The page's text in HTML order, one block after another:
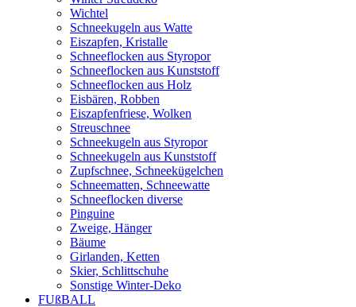
Wichtel
Schneekugeln aus Watte
Eiszapfen, Kristalle
Schneeflocken aus Styropor
Schneeflocken aus Kunststoff
Schneeflocken aus Holz
Eisbären, Robben
Eiszapfenfriese, Wolken
Streuschnee
Schneekugeln aus Styropor
Schneekugeln aus Kunststoff
Zupfschnee, Schneekügelchen
Schneematten, Schneewatte
Schneeflocken diverse
Pinguine
Zweige, Hänger
Bäume
Girlanden, Ketten
Skier, Schlittschuhe
Sonstige Winter-Deko
FUßBALL